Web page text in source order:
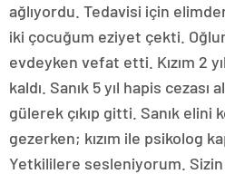
ağlıyordu. Tedavisi için
iki çocuğum eziyet çekti.
evdeyken vefat etti. Kızım 2
kaldı. Sanık 5 yıl hapis
gülerek çıkıp gitti. Sanık elini
gezerken; kızım ile psikolog
Yetkililere sesleniyorum. Sizin